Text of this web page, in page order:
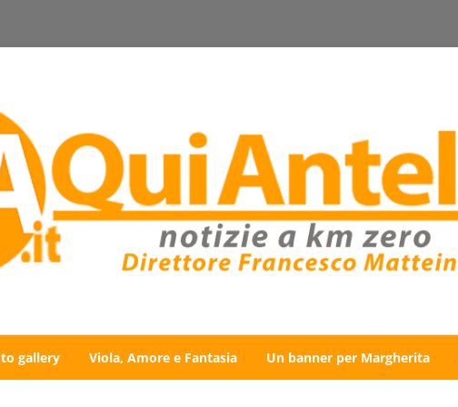
gallery Viola, Amore e Fantasia Un banner per Margherita